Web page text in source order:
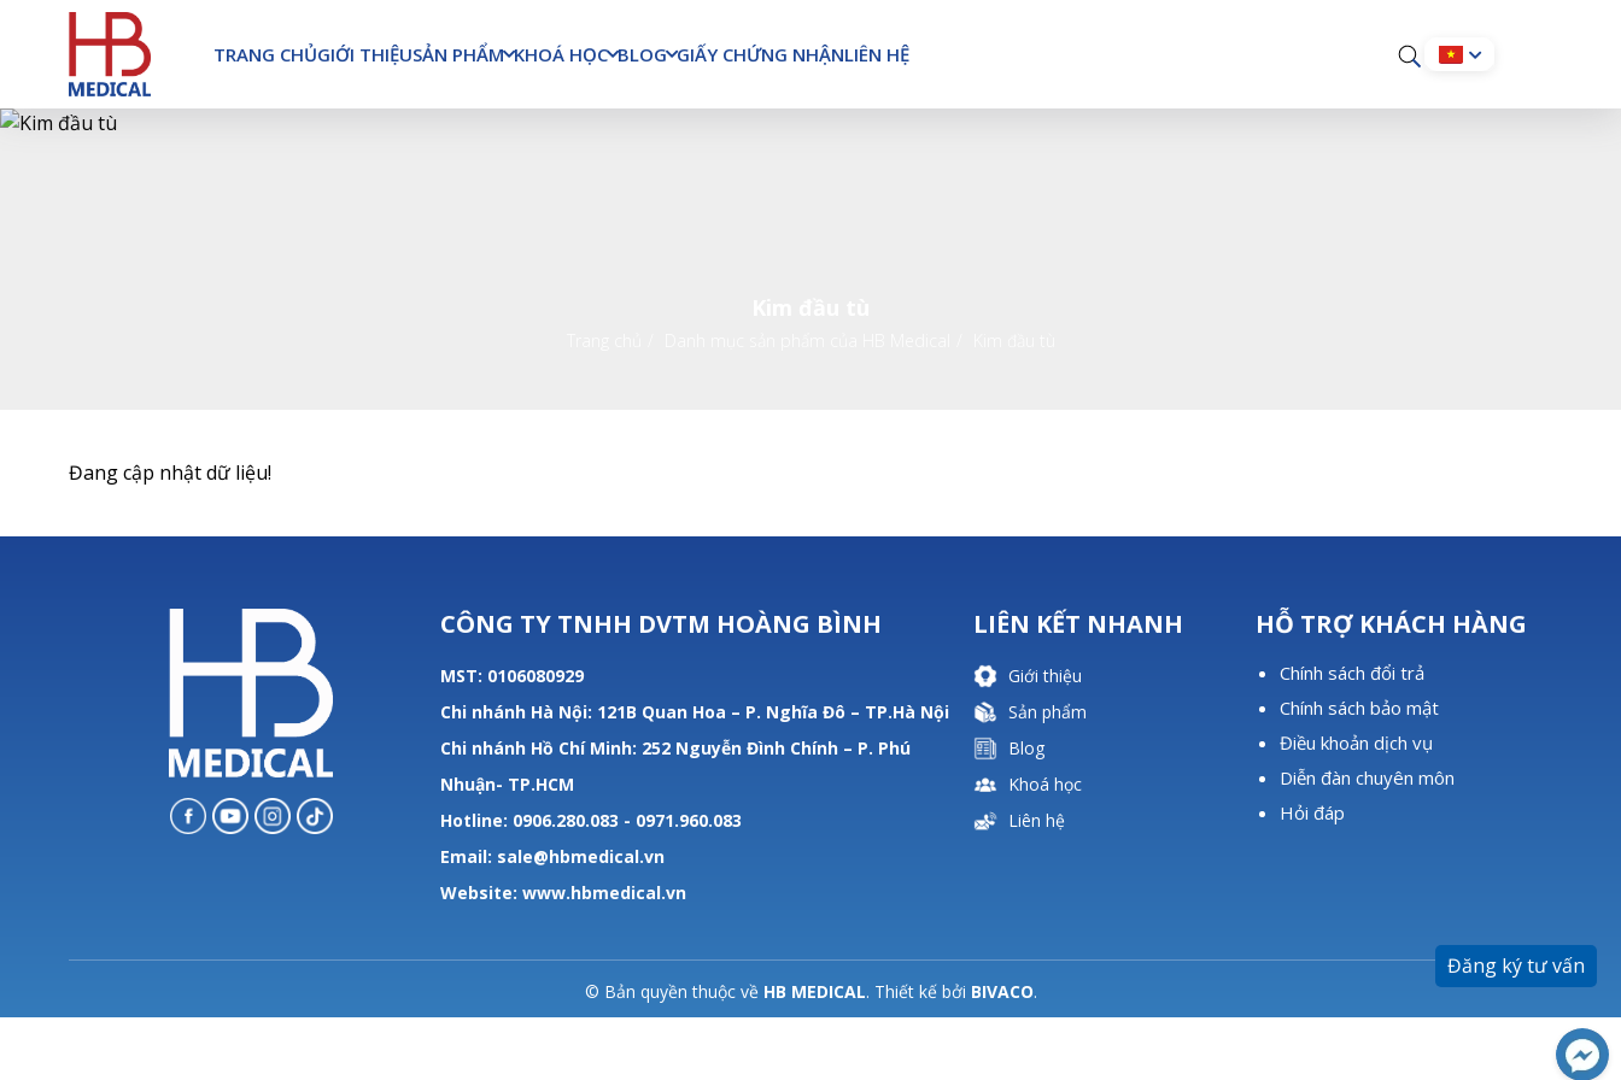
TRANG CHỦGIỚI THIỆUSẢN PHẨM KHOÁ HỌC BLOG GIẤY CHỨNG NHẬNLIÊN HỆ
Đang cập nhật dữ liệu!
Đăng ký tư vấn
CÔNG TY TNHH DVTM HOÀNG BÌNH
MST: 0106080929
Chi nhánh Hà Nội: 121B Quan Hoa – P. Nghĩa Đô – TP.Hà Nội
Chi nhánh Hồ Chí Minh: 252 Nguyễn Đình Chính – P. Phú
Nhuận- TP.HCM
Hotline: 0906.280.083 - 0971.960.083
Email: sale@hbmedical.vn
Website: www.hbmedical.vn
LIÊN KẾT NHANH
Giới thiệu
Sản phẩm
Blog
Khoá học
Liên hệ
HỖ TRỢ KHÁCH HÀNG
Chính sách đổi trả
Chính sách bảo mật
Điều khoản dịch vụ
Diễn đàn chuyên môn
Hỏi đáp
© Bản quyền thuộc về HB MEDICAL. Thiết kế bởi BIVACO.